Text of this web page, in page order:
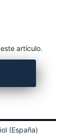
artículo.
(España)